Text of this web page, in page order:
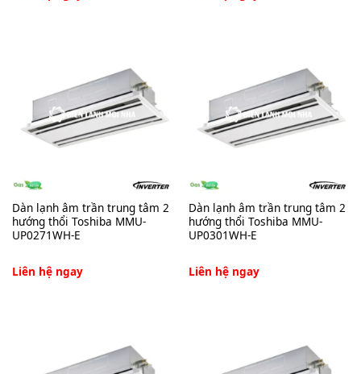
Dàn lạnh âm trần trung tâm 2
hướng thổi Toshiba MMU-
UP0271WH-E
Liên hệ ngay
Dàn lạnh âm trần trung tâm 2
hướng thổi Toshiba MMU-
UP0301WH-E
Liên hệ ngay